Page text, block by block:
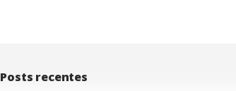
Posts recentes